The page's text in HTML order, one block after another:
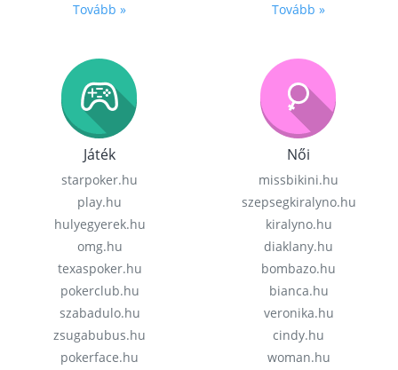
Tovább » Tovább »
Játék
starpoker.hu
play.hu
hulyegyerek.hu
omg.hu
texaspoker.hu
pokerclub.hu
szabadulo.hu
zsugabubus.hu
pokerface.hu
Női
missbikini.hu
szepsegkiralyno.hu
kiralyno.hu
diaklany.hu
bombazo.hu
bianca.hu
veronika.hu
cindy.hu
woman.hu